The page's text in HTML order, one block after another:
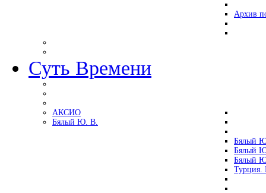
Архив
Суть Времени
АКСИО
Бялый Ю. В.
Бялый
Бялый
Бялый
Турция.